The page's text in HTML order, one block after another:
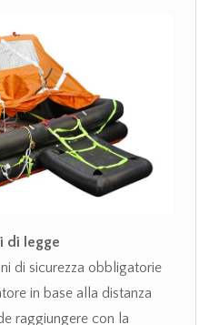
di legge
di sicurezza obbligatorie
in base alla distanza
raggiungere con la